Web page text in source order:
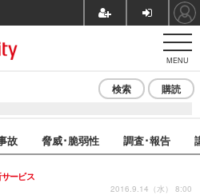
MENU
検索 購読
故 脅威･脆弱性 調査･報告
ービス
2016.9.14（水） 8:00